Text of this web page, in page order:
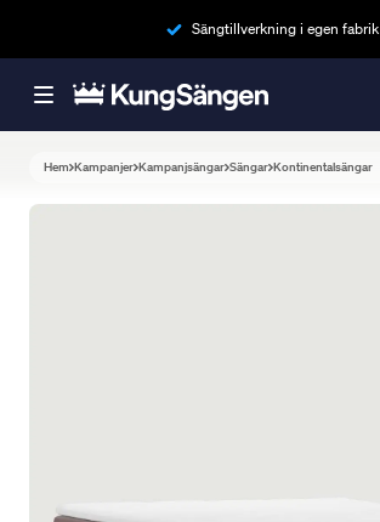
Sängtillverkning i egen fabrik
Hem Kampanjer Kampanjsängar Sängar Kontinentalsängar